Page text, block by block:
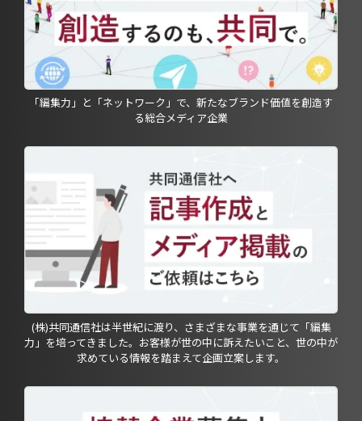
「編集力」と「ネットワーク」で、新たなブランド価値を創造す
る総合メディア企業
(株)共同通信社は半世紀に渡り、さまざまな事業を通じて「編集
力」を培ってきました。お客様が世の中に訴えたいこと、世の中が
求めている情報を踏まえて企画立案します。